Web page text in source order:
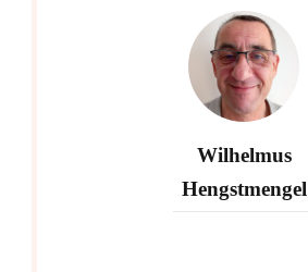
Wilhelmus
Hengstmengel